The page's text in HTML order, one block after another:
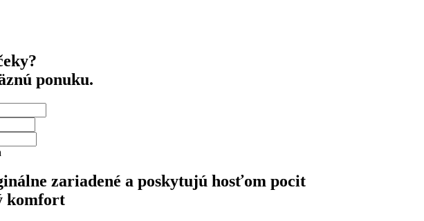
ponuku.
zariadené a poskytujú hosťom pocit
komfort